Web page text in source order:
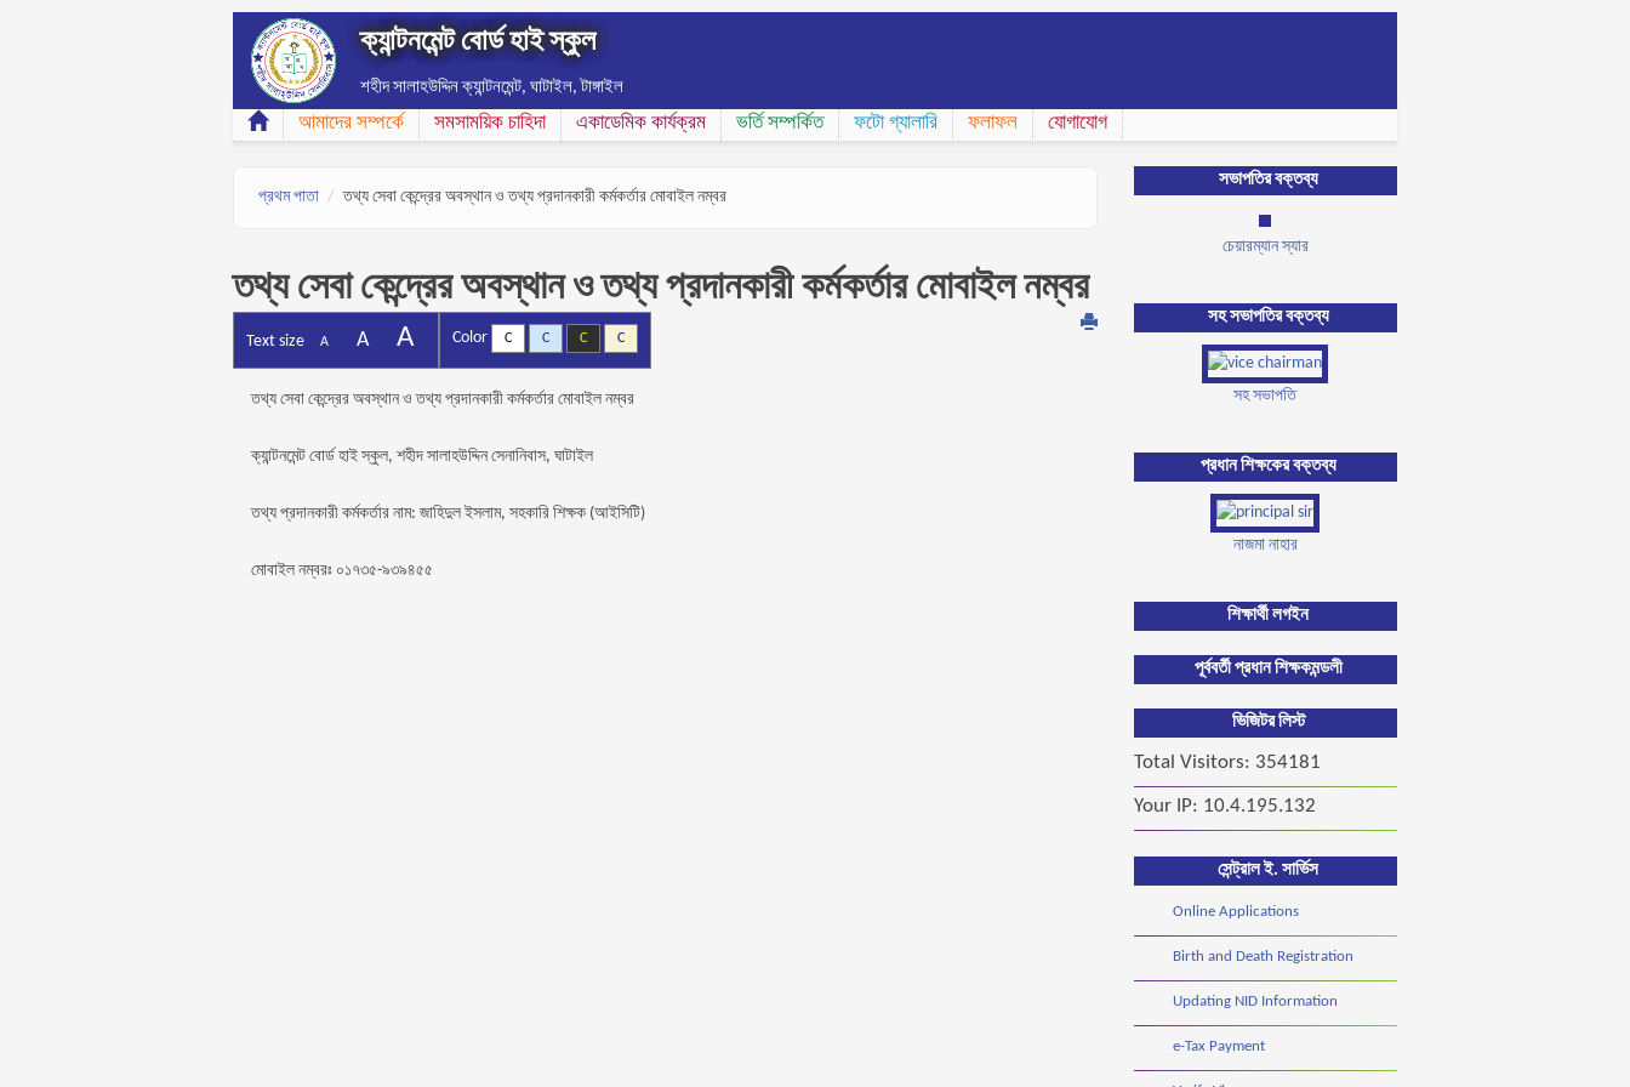
ক্যান্টনমেন্ট বোর্ড হাই স্কুল
শহীদ সালাহউদ্দিন ক্যান্টনমেন্ট, ঘাটাইল, টাঙ্গাইল
আমাদের সম্পর্কে সমসাময়িক চাহিদা একাডেমিক কার্যক্রম ভর্তি সম্পর্কিত ফটো গ্যালারি ফলাফল যোগাযোগ
প্রথম পাতা তথ্য সেবা কেন্দ্রের অবস্থান ও তথ্য প্রদানকারী কর্মকর্তার মোবাইল নম্বর
তথ্য সেবা কেন্দ্রের অবস্থান ও তথ্য প্রদানকারী কর্মকর্তার মোবাইল নম্বর
Text size A A A Color C C C C
তথ্য সেবা কেন্দ্রের অবস্থান ও তথ্য প্রদানকারী কর্মকর্তার মোবাইল নম্বর
ক্যান্টনমেন্ট বোর্ড হাই স্কুল, শহীদ সালাহউদ্দিন সেনানিবাস, ঘাটাইল
তথ্য প্রদানকারী কর্মকর্তার নাম: জাহিদুল ইসলাম, সহকারি শিক্ষক (আইসিটি)
মোবাইল নম্বরঃ ০১৭৩৫-৯৩৯৪৫৫
সভাপতির বক্তব্য
চেয়ারম্যান স্যার
সহ সভাপতির বক্তব্য
সহ সভাপতি
প্রধান শিক্ষকের বক্তব্য
নাজমা নাহার
শিক্ষার্থী লগইন
পূর্ববর্তী প্রধান শিক্ষকমন্ডলী
ভিজিটর লিস্ট
Total Visitors: 354181
Your IP: 10.4.195.132
সেন্ট্রাল ই. সার্ভিস
Online Applications
Birth and Death Registration
Updating NID Information
e-Tax Payment